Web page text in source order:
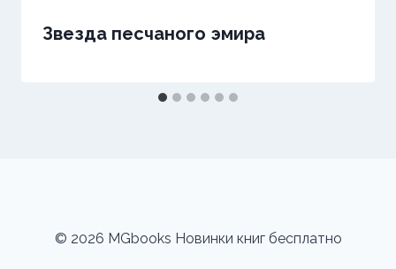
Звезда песчаного эмира
© 2026 MGbooks Новинки книг бесплатно